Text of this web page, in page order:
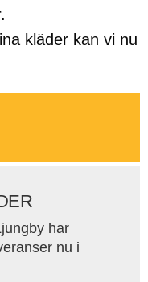
kläder kan vi nu
har
nu i